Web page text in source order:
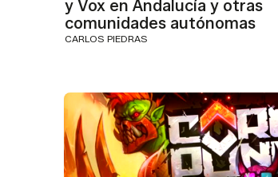
y Vox en Andalucía y otras
comunidades autónomas
CARLOS PIEDRAS